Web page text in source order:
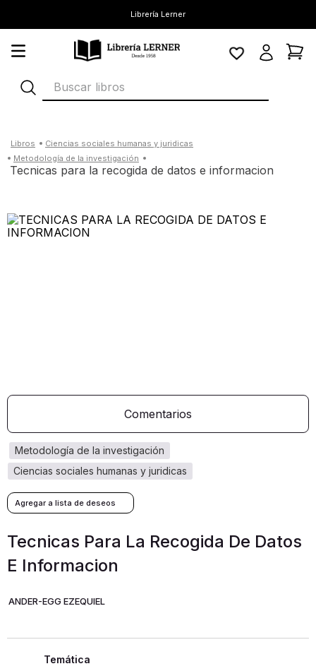
Librería Lerner
Buscar libros
ciencias sociales humanas y juridicas
metodología de la investigación
tecnicas para la recogida de datos e informacion
Comentarios
ciencias sociales humanas y juridicas
metodología de la investigación
Tecnicas Para La Recogida De Datos
E Informacion
ANDER-EGG EZEQUIEL